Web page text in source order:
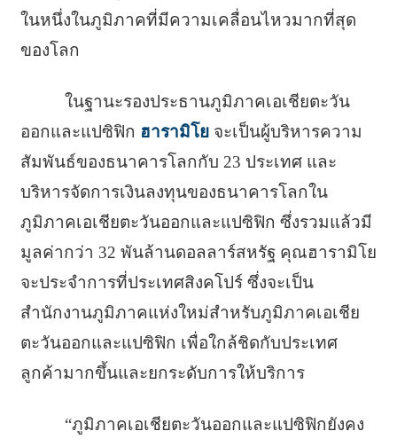
ในหนึ่งในภูมิภาคที่มีความเคลื่อนไหวมากที่สุด
ของโลก
ในฐานะรองประธานภูมิภาคเอเชียตะวัน
ออกและแปซิฟิก ฮารามิโยจะเป็นผู้บริหารความ
สัมพันธ์ของธนาคารโลกกับ 23 ประเทศ และ
บริหารจัดการเงินลงทุนของธนาคารโลกใน
ภูมิภาคเอเชียตะวันออกและแปซิฟิก ซึ่งรวมแล้วมี
มูลค่ากว่า 32 พันล้านดอลลาร์สหรัฐ คุณฮารามิโย
จะประจำการที่ประเทศสิงคโปร์ ซึ่งจะเป็น
สำนักงานภูมิภาคแห่งใหม่สำหรับภูมิภาคเอเชีย
ตะวันออกและแปซิฟิก เพื่อใกล้ชิดกับประเทศ
ลูกค้ามากขึ้นและยกระดับการให้บริการ
“ภูมิภาคเอเชียตะวันออกและแปซิฟิกยังคง